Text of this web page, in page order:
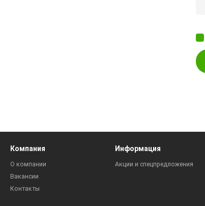
Компания
О компании
Вакансии
Контакты
Информация
Акции и спецпредложения